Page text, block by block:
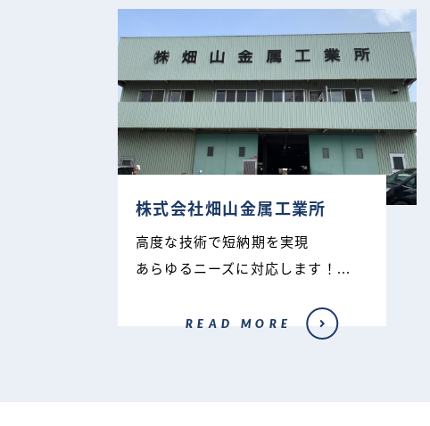
株式会社畑山金属工業所
高度な技術で短納期を実現
あらゆるニーズに対応します！...
READ MORE